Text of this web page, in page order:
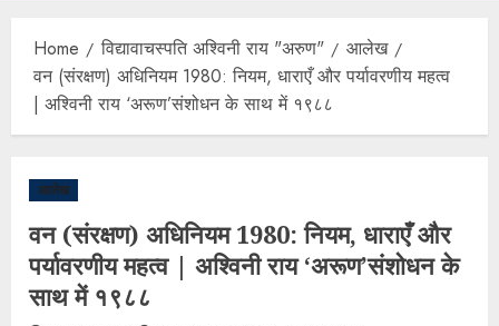
Home विद्यावाचस्पति अश्विनी राय "अरुण"
आलेख
वन (संरक्षण) अधिनियम 1980: नियम, धाराएँ और पर्यावरणीय महत्व
| अश्विनी राय ‘अरूण’संशोधन के साथ में १९८८
आलेख
वन (संरक्षण) अधिनियम 1980: नियम, धाराएँ और
पर्यावरणीय महत्व | अश्विनी राय ‘अरूण’संशोधन के
साथ में १९८८